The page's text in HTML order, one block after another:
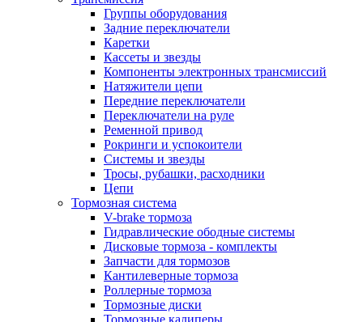
Группы оборудования
Задние переключатели
Каретки
Кассеты и звезды
Компоненты электронных трансмиссий
Натяжители цепи
Передние переключатели
Переключатели на руле
Ременной привод
Рокринги и успокоители
Системы и звезды
Тросы, рубашки, расходники
Цепи
Тормозная система
V-brake тормоза
Гидравлические ободные системы
Дисковые тормоза - комплекты
Запчасти для тормозов
Кантилеверные тормоза
Роллерные тормоза
Тормозные диски
Тормозные калиперы